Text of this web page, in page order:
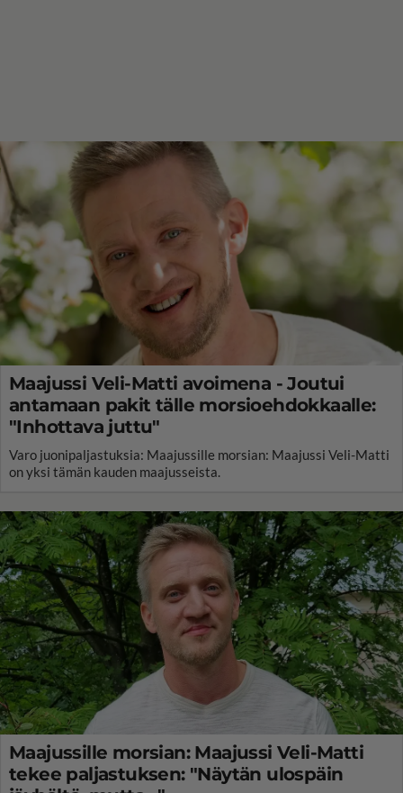
Maajussi Veli-Matti avoimena - Joutui
antamaan pakit tälle morsioehdokkaalle:
"Inhottava juttu"
Varo juonipaljastuksia: Maajussille morsian: Maajussi Veli-Matti
on yksi tämän kauden maajusseista.
Maajussille morsian: Maajussi Veli-Matti
tekee paljastuksen: "Näytän ulospäin